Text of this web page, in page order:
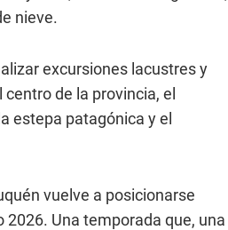
nieve.
excursiones lacustres y
de la provincia, el
estepa patagónica y el
vuelve a posicionarse
Una temporada que, una